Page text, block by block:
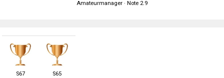
Amateurmanager · Note 2.9
S67 S65